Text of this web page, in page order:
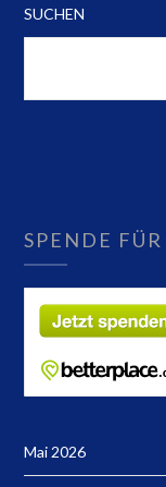
SUCHEN
SPENDE
Mai 2026